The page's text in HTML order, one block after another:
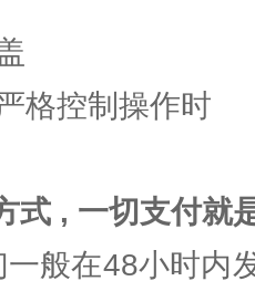
格控制操作时
式 , 一切支付就
般在48小时内